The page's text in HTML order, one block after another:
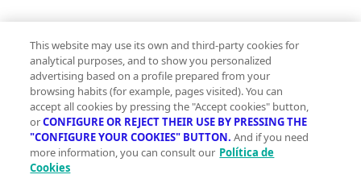
Contacto
hola@vivegreen.com
Aviso Legal
Condiciones de uso
This website may use its own and third-party cookies for
analytical purposes, and to show you personalized
advertising based on a profile prepared from your
browsing habits (for example, pages visited). You can
accept all cookies by pressing the "Accept cookies" button,
orCONFIGURE OR REJECT THEIR USE BY PRESSING THE
"CONFIGURE YOUR COOKIES" BUTTON. And if you need
more information, you can consult our Política de
Cookies